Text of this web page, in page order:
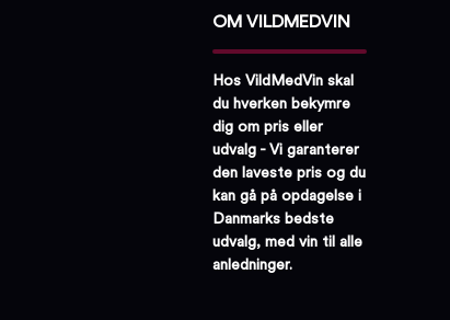
OM VILDMEDVIN
Hos VildMedVin skal
du hverken bekymre
dig om pris eller
udvalg - Vi garanterer
den laveste pris og du
kan gå på opdagelse i
Danmarks bedste
udvalg, med vin til alle
anledninger.